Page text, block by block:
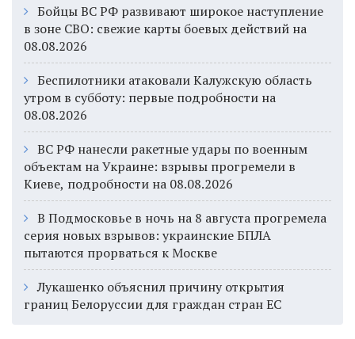
Бойцы ВС РФ развивают широкое наступление
в зоне СВО: свежие карты боевых действий на
08.08.2026
Беспилотники атаковали Калужскую область
утром в субботу: первые подробности на
08.08.2026
ВС РФ нанесли ракетные удары по военным
объектам на Украине: взрывы прогремели в
Киеве, подробности на 08.08.2026
В Подмосковье в ночь на 8 августа прогремела
серия новых взрывов: украинские БПЛА
пытаются прорваться к Москве
Лукашенко объяснил причину открытия
границ Белоруссии для граждан стран ЕС